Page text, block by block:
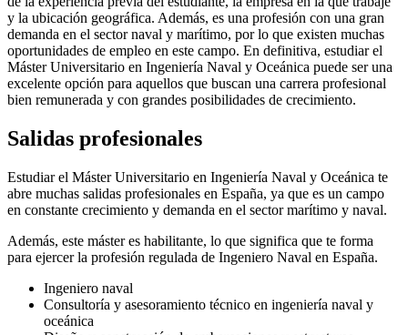
y la ubicación geográfica. Además, es una profesión con una gran
demanda en el sector naval y marítimo, por lo que existen muchas
oportunidades de empleo en este campo. En definitiva, estudiar el
Máster Universitario en Ingeniería Naval y Oceánica puede ser una
excelente opción para aquellos que buscan una carrera profesional
bien remunerada y con grandes posibilidades de crecimiento.
Salidas profesionales
Estudiar el Máster Universitario en Ingeniería Naval y Oceánica te
abre muchas salidas profesionales en España, ya que es un campo
en constante crecimiento y demanda en el sector marítimo y naval.
Además, este máster es habilitante, lo que significa que te forma
para ejercer la profesión regulada de Ingeniero Naval en España.
Ingeniero naval
Consultoría y asesoramiento técnico en ingeniería naval y
oceánica